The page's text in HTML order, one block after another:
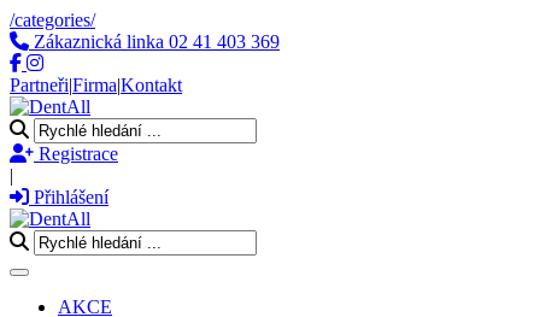
/categories/
Zákaznická linka 02 41 403 369
Partneři|Firma|Kontakt
Registrace
|
Přihlášení
Toggle navigation
AKCE